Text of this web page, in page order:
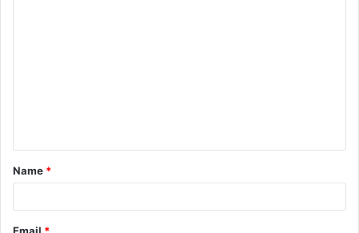
t
*
Name *
Email *